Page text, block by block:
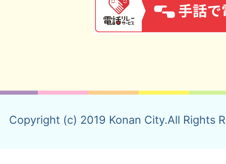
Copyright (c) 2019 Konan City.All Rights